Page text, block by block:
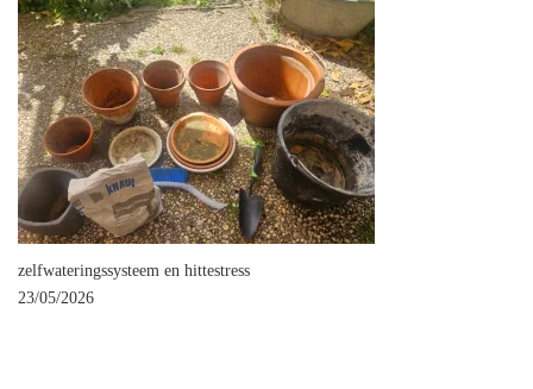
zelfwateringssysteem en hittestress
23/05/2026